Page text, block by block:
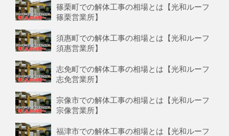
篠栗町での解体工事の相場とは【光和ルーフ
篠栗営業所】
須惠町での解体工事の相場とは【光和ルーフ
須惠営業所】
志免町での解体工事の相場とは【光和ルーフ
志免営業所】
宗像市での解体工事の相場とは【光和ルーフ
宗像営業所】
福津市での解体工事の相場とは【光和ルーフ